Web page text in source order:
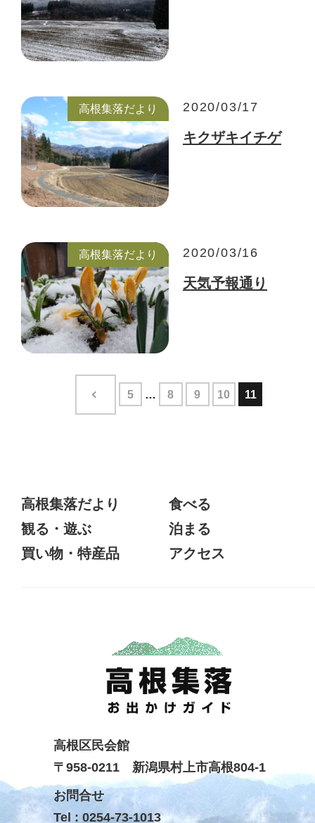
高根集落だより 2020/03/17
キクザキイチゲ
高根集落だより 2020/03/16
天気予報通り
5 8 9 10 11
高根集落だより
食べる
観る・遊ぶ
泊まる
買い物・特産品
アクセス
高根区民会館
〒958-0211 新潟県村上市高根804-1
お問合せ
Tel : 0254-73-1013